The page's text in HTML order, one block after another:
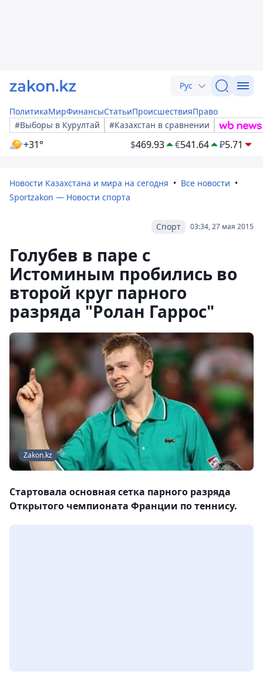
Рус
ПолитикаМирФинансыСтатьиПроисшествияПраво
#Выборы в Курултай
#Казахстан в сравнении
+31° $469.93 €541.64 ₽5.71
Новости Казахстана и мира на сегодня
Все новости
Sportzakon — Новости спорта
03:34, 27 мая 2015
Спорт
Голубев в паре с
Истоминым пробились во
второй круг парного
разряда "Ролан Гаррос"
Zakon.kz
Стартовала основная сетка парного разряда
Открытого чемпионата Франции по теннису.